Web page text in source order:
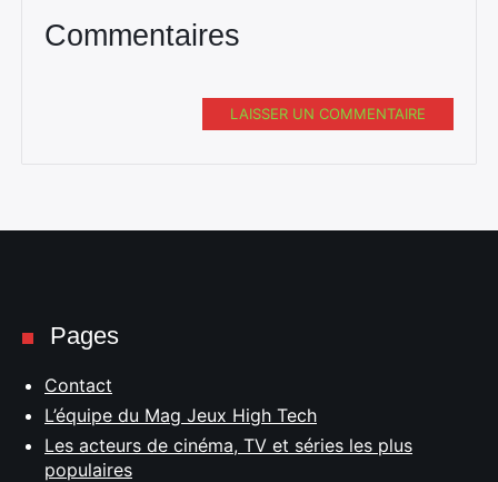
Commentaires
LAISSER UN COMMENTAIRE
Pages
Contact
L’équipe du Mag Jeux High Tech
Les acteurs de cinéma, TV et séries les plus
populaires